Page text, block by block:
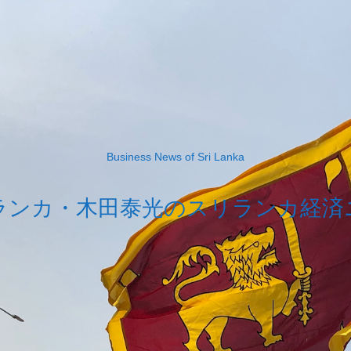
Business News of Sri Lanka
ンカ・木田泰光のスリランカ経済